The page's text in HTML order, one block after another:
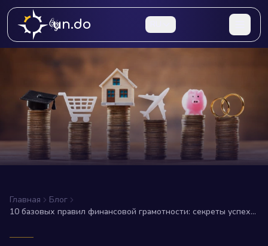
un.do
Главная
Блог
10 базовых правил финансовой грамотности: секреты успеха